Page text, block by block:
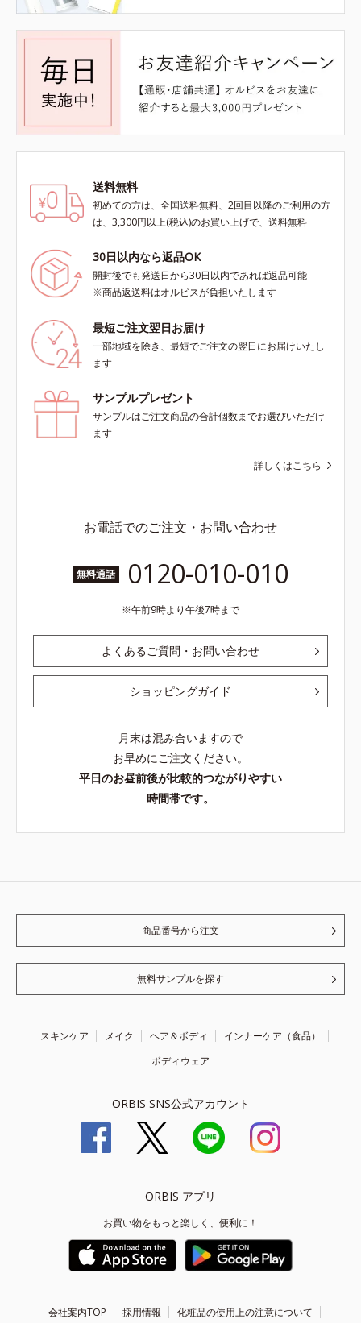
送料無料
初めての方は、全国送料無料、2回目以降のご利用の方
は、3,300円以上(税込)のお買い上げで、送料無料
30日以内なら返品OK
開封後でも発送日から30日以内であれば返品可能
※商品返送料はオルビスが負担いたします
最短ご注文翌日お届け
一部地域を除き、最短でご注文の翌日にお届けいたし
ます
サンプルプレゼント
サンプルはご注文商品の合計個数までお選びいただけ
ます
詳しくはこちら
お電話でのご注文・お問い合わせ
無料通話 0120-010-010
午前9時より午後7時まで
よくあるご質問・お問い合わせ
ショッピングガイド
月末は混み合いますので
お早めにご注文ください。
平日のお昼前後が比較的つながりやすい
時間帯です。
商品番号から注文
無料サンプルを探す
スキンケア メイク ヘア＆ボディ
インナーケア（食品）
ボディウェア
ORBIS SNS公式アカウント
ORBIS アプリ
お買い物をもっと楽しく、便利に！
会社案内TOP 採用情報 化粧品の使用上の注意について